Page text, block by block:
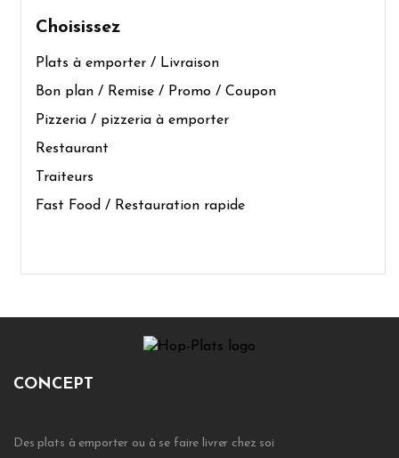
Choisissez
Plats à emporter / Livraison
Bon plan / Remise / Promo / Coupon
Pizzeria / pizzeria à emporter
Restaurant
Traiteurs
Fast Food / Restauration rapide
CONCEPT
Des plats à emporter ou à se faire livrer chez soi